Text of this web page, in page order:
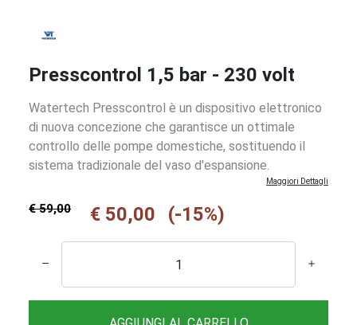
Presscontrol 1,5 bar - 230 volt
Watertech Presscontrol è un dispositivo elettronico
di nuova concezione che garantisce un ottimale
controllo delle pompe domestiche, sostituendo il
sistema tradizionale del vaso d'espansione.
Maggiori Dettagli
€ 59,00 € 50,00 (-15%)